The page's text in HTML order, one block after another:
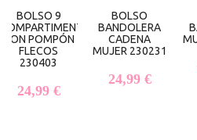
BOLSO 9
COMPARTIMENTOS
CON POMPÓN
FLECOS
230403
24,99 €
BOLSO
BANDOLERA
CADENA
MUJER 230231
24,99 €